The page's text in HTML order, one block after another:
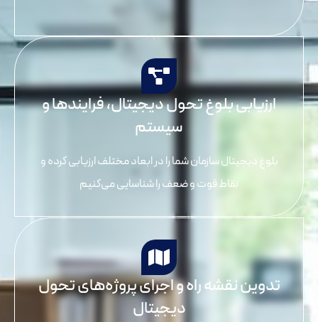
ارزیابی بلوغ تحول دیجیتال، فرایندها و
سیستم
بلوغ دیجیتال سازمان شما را در ابعاد مختلف ارزیابی کرده و
نقاط قوت و ضعف را شناسایی می‌کنیم
تدوین نقشه راه و اجرای پروژه‌های تحول
دیجیتال